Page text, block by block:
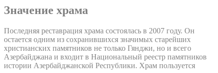
Значение храма
Последняя реставрация храма состоялась в 2007 году. Он
остается одним из сохранившихся значимых старейших
христианских памятников не только Гянджи, но и всего
Азербайджана и входит в Национальный реестр памятников
истории Азербайджанской Республики. Храм пользуется